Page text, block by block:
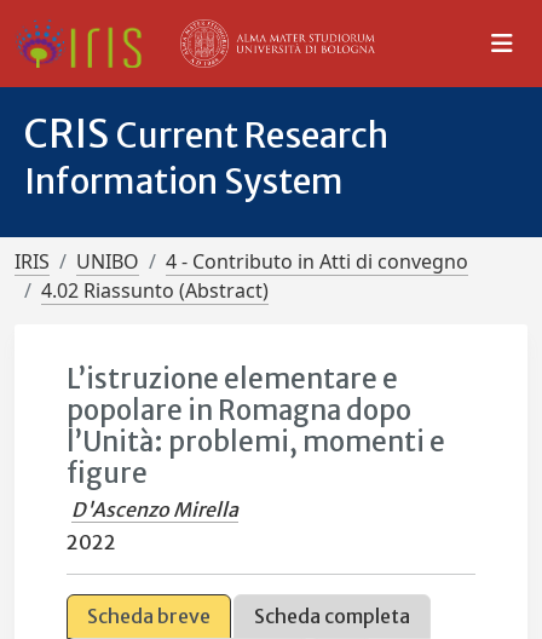
CRIS Current Research
Information System
IRIS UNIBO
4 - Contributo in Atti di convegno
4.02 Riassunto (Abstract)
L’istruzione elementare e
popolare in Romagna dopo
l’Unità: problemi, momenti e
figure
D'Ascenzo Mirella
2022
Scheda breve
Scheda completa